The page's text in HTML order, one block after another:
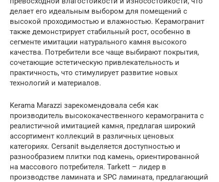
делает его идеальным выбором для помещений с
высокой проходимостью и влажностью. Керамогранит
также демонстрирует стабильный рост, особенно в
сегменте имитации натурального камня высокого
качества. Потребители все чаще выбирают покрытия,
сочетающие эстетическую привлекательность и
практичность, что стимулирует развитие новых
технологий и материалов.
Kerama Marazzi зарекомендовала себя как
производитель высококачественного керамогранита с
реалистичной имитацией камня, предлагая широкий
ассортимент коллекций в различных ценовых
категориях. Cersanit выделяется доступностью и
разнообразием плитки под камень, ориентированной
на массового потребителя. Tarkett – лидер в
производстве ламината и SPC ламината, предлагающий